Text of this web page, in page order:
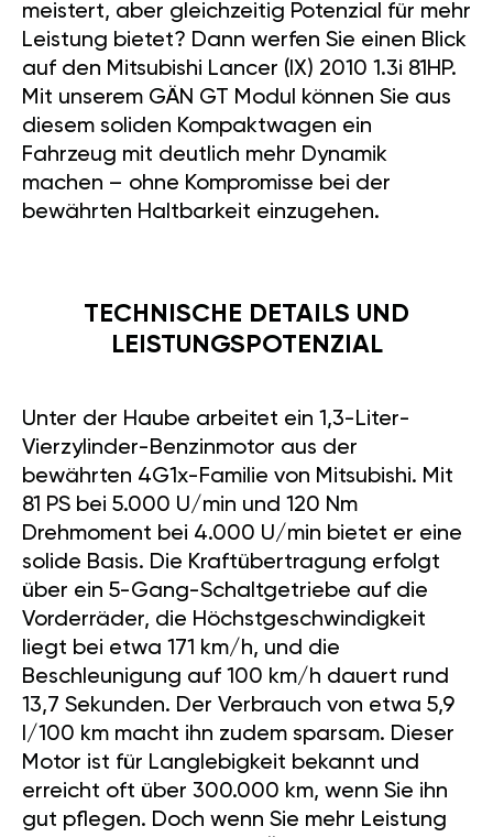
meistert, aber gleichzeitig Potenzial für mehr
Leistung bietet? Dann werfen Sie einen Blick
auf den Mitsubishi Lancer (IX) 2010 1.3i 81HP.
Mit unserem GÄN GT Modul können Sie aus
diesem soliden Kompaktwagen ein
Fahrzeug mit deutlich mehr Dynamik
machen – ohne Kompromisse bei der
bewährten Haltbarkeit einzugehen.
TECHNISCHE DETAILS UND
LEISTUNGSPOTENZIAL
Unter der Haube arbeitet ein 1,3-Liter-
Vierzylinder-Benzinmotor aus der
bewährten 4G1x-Familie von Mitsubishi. Mit
81 PS bei 5.000 U/min und 120 Nm
Drehmoment bei 4.000 U/min bietet er eine
solide Basis. Die Kraftübertragung erfolgt
über ein 5-Gang-Schaltgetriebe auf die
Vorderräder, die Höchstgeschwindigkeit
liegt bei etwa 171 km/h, und die
Beschleunigung auf 100 km/h dauert rund
13,7 Sekunden. Der Verbrauch von etwa 5,9
l/100 km macht ihn zudem sparsam. Dieser
Motor ist für Langlebigkeit bekannt und
erreicht oft über 300.000 km, wenn Sie ihn
gut pflegen. Doch wenn Sie mehr Leistung